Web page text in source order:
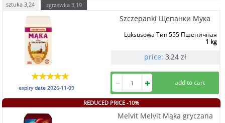
sztuka 3,24 zgrzewka 3,19
Szczepanki Щепанки Мука
Luksusowa Тип 555 Пшеничная
1 kg
price: 3,24 zł
expiry date 2026-11-09
REDUCED PRICE -10%
Melvit Melvit Mąka gryczana